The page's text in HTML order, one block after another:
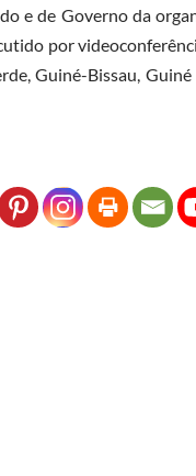
e de Governo da
por
Guiné-Bissau,